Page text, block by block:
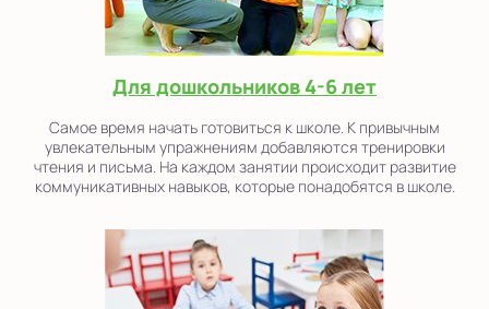
Для дошкольников 4-6 лет
Самое время начать готовиться к школе. К привычным
увлекательным упражнениям добавляются тренировки
чтения и письма. На каждом занятии происходит развитие
коммуникативных навыков, которые понадобятся в школе.